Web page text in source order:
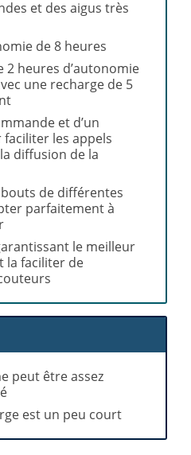
et des aigus très
de 8 heures
2 heures d’autonomie
une recharge de 5
et d’un
les appels
diffusion de la
de différentes
parfaitement à
le meilleur
la faciliter de
peut être assez
est un peu court